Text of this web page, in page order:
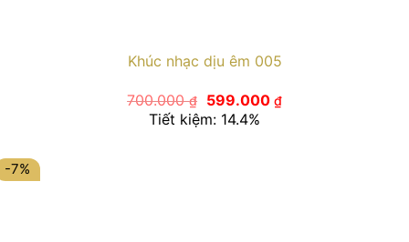
Khúc nhạc dịu êm 005
700.000₫
Giá
gốc
là:
599.000 ₫Giá
hiện
Tiết kiệm: 14.4%
-7%